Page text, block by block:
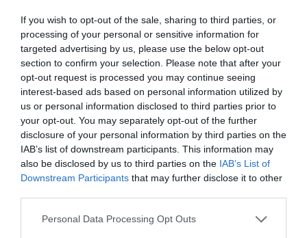
If you wish to opt-out of the sale, sharing to third parties, or
processing of your personal or sensitive information for
targeted advertising by us, please use the below opt-out
section to confirm your selection. Please note that after your
opt-out request is processed you may continue seeing
interest-based ads based on personal information utilized by
us or personal information disclosed to third parties prior to
your opt-out. You may separately opt-out of the further
disclosure of your personal information by third parties on the
IAB’s list of downstream participants. This information may
also be disclosed by us to third parties on the IAB’s List of
Downstream Participants that may further disclose it to other
Personal Data Processing Opt Outs
JOSÉ ANTONIO GÓMEZ23/06/2026
El Teatro Real de Madrid posee una acústica perfecta. Está diseñado
para que hasta el más leve susurro en el escenario retumbe con nitidez
en el último palco del gallinero. Quizá por eso fue el escenario elegido
por el presidente del Gobierno, Pedro Sánchez, para escenificar la
penúltima entrega de...
Los datos absolutos muestran un récord de
afiliación frente a las señales de
agotamiento en la reducción del paro
JOSÉ ANTONIO GÓMEZ02/06/2026
El mercado laboral español vive una dualidad inédita
que mezcla la euforia de las grandes cifras de
ocupación con los primeros síntomas de fatiga
estructural. Durante el pasado mes de mayo, la
economía del país volvió a exhibir músculo al sumar
231.975 nuevos afiliados a la Seguridad Social, firmando